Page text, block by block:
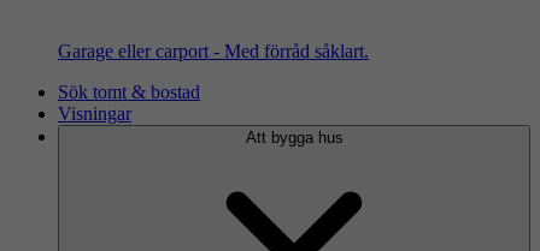
Garage eller carport - Med förråd såklart.
Sök tomt & bostad
Visningar
Att bygga hus